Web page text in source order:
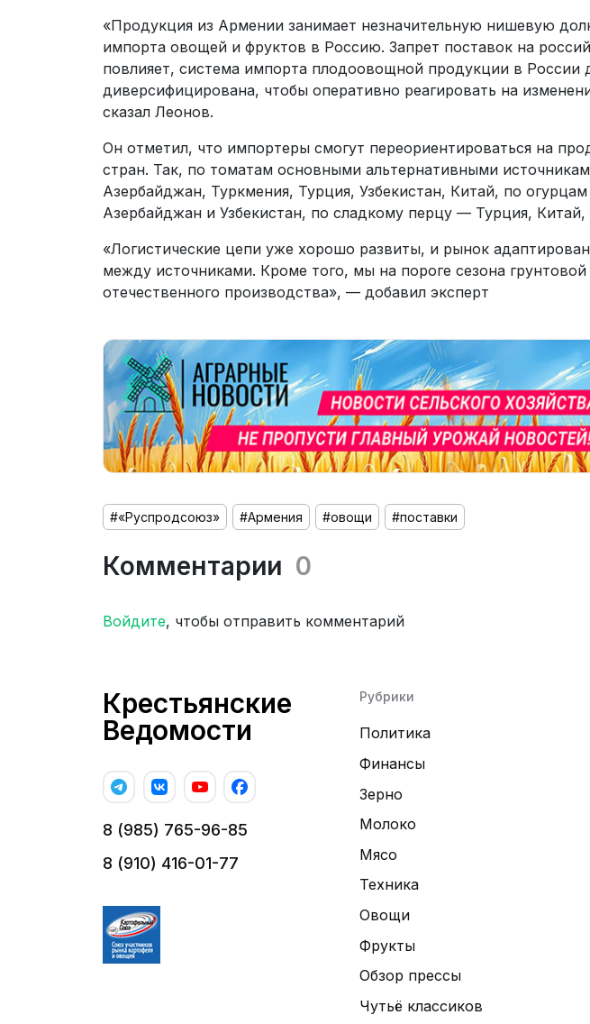
«Продукция из Армении занимает незначительную нишевую
импорта овощей и фруктов в Россию. Запрет поставок на
повлияет, система импорта плодоовощной продукции в России
диверсифицирована, чтобы оперативно реагировать на
сказал Леонов.
Он отметил, что импортеры смогут переориентироваться на
стран. Так, по томатам основными альтернативными
Азербайджан, Туркмения, Турция, Узбекистан, Китай, по
Азербайджан и Узбекистан, по сладкому перцу — Турция, Китай,
«Логистические цепи уже хорошо развиты, и рынок
между источниками. Кроме того, мы на пороге сезона
отечественного производства», — добавил эксперт
#«Руспродсоюз» #Армения #овощи #поставки
Комментарии 0
Войдите, чтобы отправить комментарий
Крестьянские
Ведомости
8 (985) 765-96-85
8 (910) 416-01-77
Рубрики
Политика
Финансы
Зерно
Молоко
Мясо
Техника
Овощи
Фрукты
Обзор прессы
Чутьё классиков